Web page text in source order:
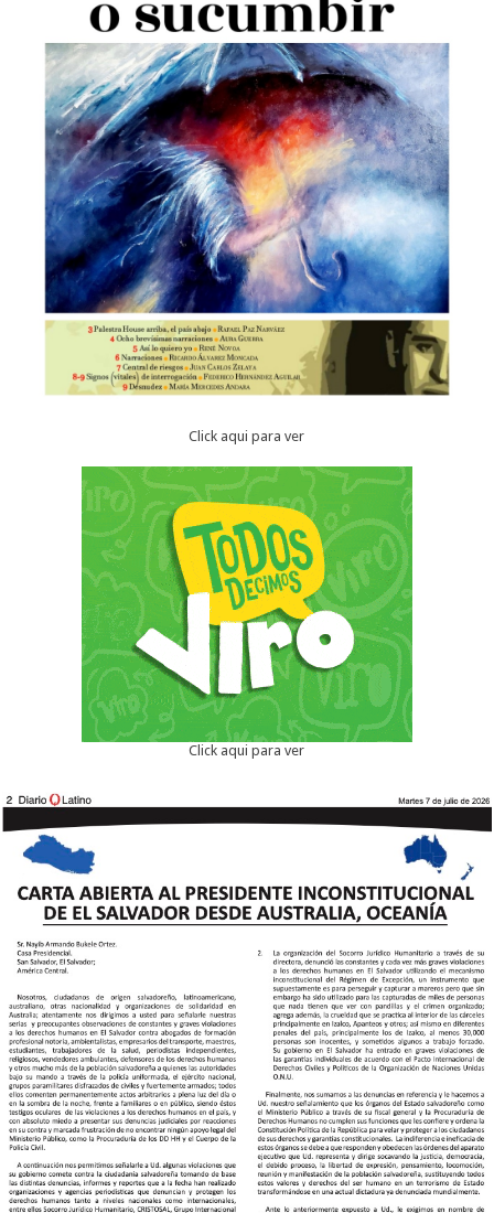
Click aqui para ver
Click aqui para ver